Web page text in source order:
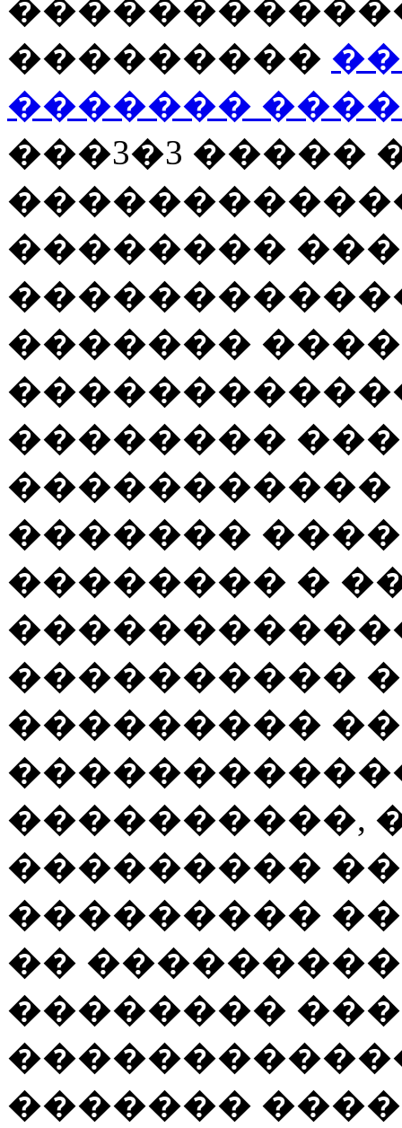
���������
�������
���3�3 �����
��������
�������
��������
�����������
�������
�������� �
����������
���������
����������,
���������
���������
��
��������
�������